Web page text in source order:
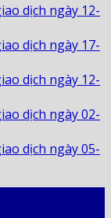
dịch ngày 12-
dịch ngày 17-
dịch ngày 12-
dịch ngày 02-
dịch ngày 05-